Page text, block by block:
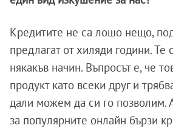
Кредитите не са лошо нещо,
предлагат от хиляди години. Те
някакъв начин. Въпросът е, че
продукт като всеки друг и
дали можем да си го позволим.
за популярните онлайн бързи